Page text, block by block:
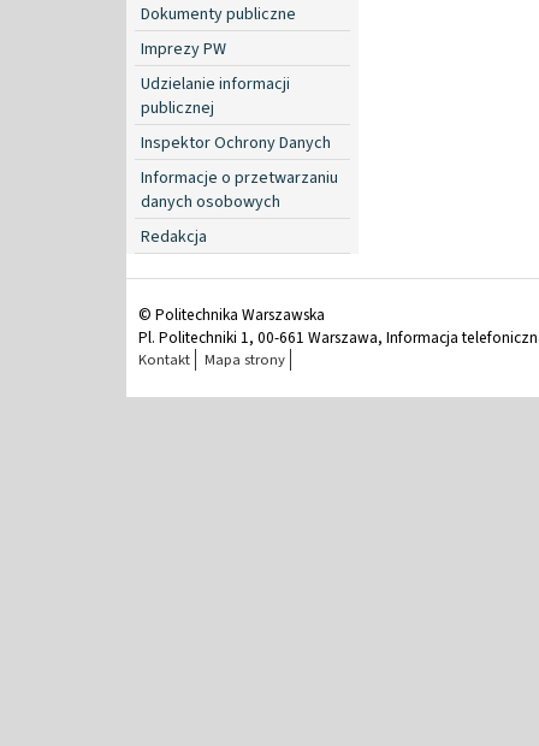
Dokumenty publiczne
Imprezy PW
Udzielanie informacji
publicznej
Inspektor Ochrony Danych
Informacje o przetwarzaniu
danych osobowych
Redakcja
© Politechnika Warszawska
Pl. Politechniki 1, 00-661 Warszawa, Informacja
Kontakt Mapa strony